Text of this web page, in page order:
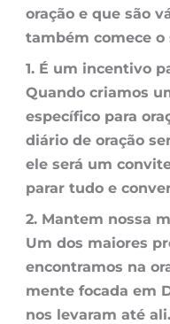
oraçãoe que são
também comece o
1. É um incentivo
Quando criamos
específico para
diário de oração
ele será um
parar tudo e
2. Mantem nossa
Um dos maiores
encontramos na
mente focada em
nos levaram até